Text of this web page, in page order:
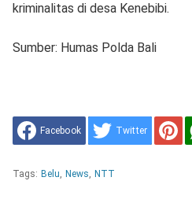
kriminalitas di desa Kenebibi.
Sumber: Humas Polda Bali
Facebook Twitter
Tags: Belu, News, NTT